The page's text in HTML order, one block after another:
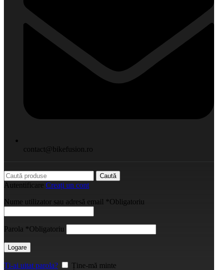
contact@bikefusion.ro
Caută
Autentificare Creați un cont
Nume utilizator sau adresă email *Obligatoriu
Parola *Obligatoriu
Logare
Ți-ai uitat parola?
Ține-mă minte